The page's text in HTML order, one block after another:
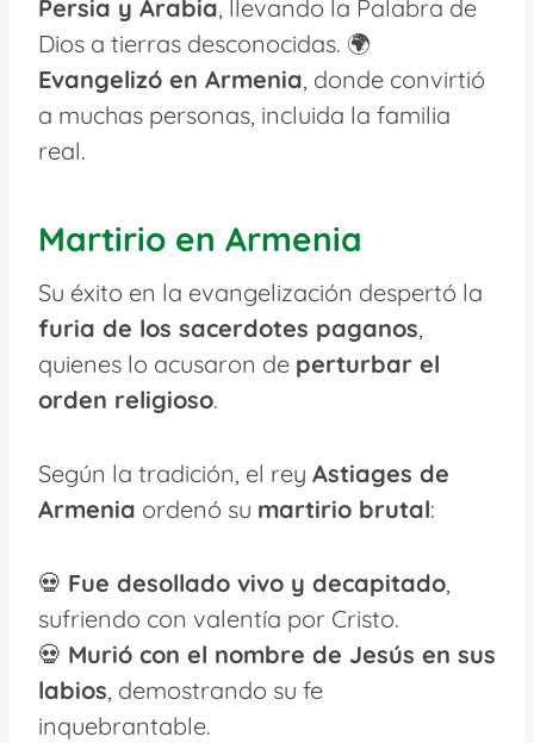
Persia y Arabia, llevando la Palabra de
Dios a tierras desconocidas. 🌍
Evangelizó en Armenia, donde convirtió
a muchas personas, incluida la familia
real.
Martirio en Armenia
Su éxito en la evangelización despertó la
furia de los sacerdotes paganos,
quienes lo acusaron de perturbar el
orden religioso.
Según la tradición, el rey Astiages de
Armenia ordenó su martirio brutal:
💀 Fue desollado vivo y decapitado,
sufriendo con valentía por Cristo.
💀 Murió con el nombre de Jesús en sus
labios, demostrando su fe
inquebrantable.